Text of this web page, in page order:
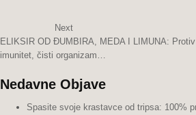
Next
ELIKSIR OD ĐUMBIRA, MEDA I LIMUNA:
imunitet, čisti organizam…
Nedavne Objave
Spasite svoje krastavce od tripsa: 100%